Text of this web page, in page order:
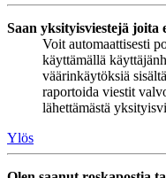
Saan yksityisviestejä joita
Voit automaattisesti
käyttämällä
väärinkäytöksiä
raportoida viestit
lähettämästä
Ylös